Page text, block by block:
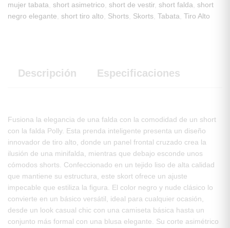
mujer tabata short asimetrico short de vestir, short falda short
negro elegante short tiro alto Shorts Skorts Tabata Tiro Alto
Descripción Especificaciones
Fusiona la elegancia de una falda con la comodidad de un short
con la falda Polly. Esta prenda inteligente presenta un diseño
innovador de tiro alto, donde un panel frontal cruzado crea la
ilusión de una minifalda, mientras que debajo esconde unos
cómodos shorts. Confeccionado en un tejido liso de alta calidad
que mantiene su estructura, este skort ofrece un ajuste
impecable que estiliza la figura. El color negro y nude clásico lo
convierte en un básico versátil, ideal para cualquier ocasión,
desde un look casual chic con una camiseta básica hasta un
conjunto más formal con una blusa elegante. Su corte asimétrico